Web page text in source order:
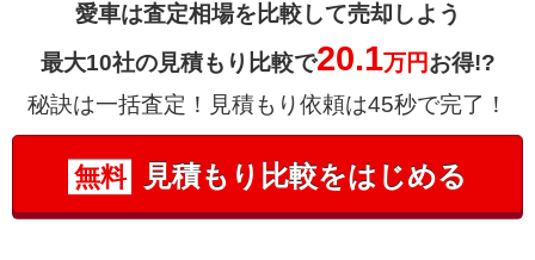
愛車は査定相場を比較して売却しよう
最大10社の見積もり比較で20.1万円お得!?
秘訣は一括査定！見積もり依頼は45秒で完了！
無料 見積もり比較をはじめる